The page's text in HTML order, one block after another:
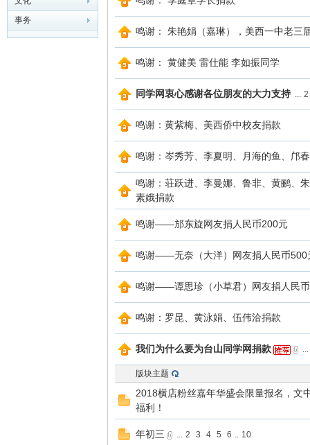
事务
鸣谢： 朱艳娟（嘉琳），美西一中老三
鸣谢： 黄健美 雷仕能 李如振同学
同学网衷心感谢各位朋友的大力支持 ... 2
鸣谢：黄紫梅、美西侨中校友捐款
鸣谢：岑秀芳、李夏明、月海的鱼、邝
鸣谢：荘跃进、李曼娜、鲁非、黄鹂、
素娥捐款
鸣谢——邡东旋网友捐人民币200元
鸣谢——无奈（大洋）网友捐人民币500
鸣谢——谭思珍（小草君）网友捐人民
鸣谢：罗昆、黄泳娟、伍伟洽捐款
我们为什么要为台山同学网捐款 ...
版块主题
2018横店粉丝嘉年华盛会限量报名，文
福利！
年初三 ... 2 3 4 5 6 .. 10